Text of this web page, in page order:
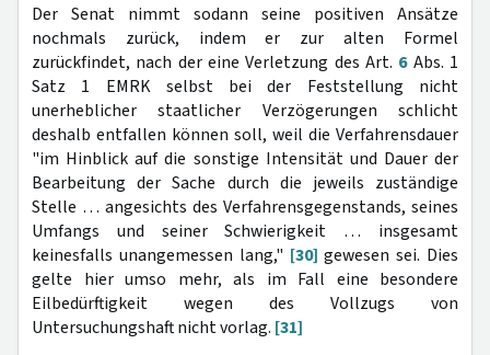
Der Senat nimmt sodann seine positiven Ansätze
nochmals zurück, indem er zur alten Formel
zurückfindet, nach der eine Verletzung des Art. 6Abs. 1
Satz 1 EMRK selbst bei der Feststellung nicht
unerheblicher staatlicher Verzögerungen schlicht
deshalb entfallen können soll, weil die Verfahrensdauer
"im Hinblick auf die sonstige Intensität und Dauer der
Bearbeitung der Sache durch die jeweils zuständige
Stelle … angesichts des Verfahrensgegenstands, seines
Umfangs und seiner Schwierigkeit … insgesamt
keinesfalls unangemessen lang," [30] gewesen sei. Dies
gelte hier umso mehr, als im Fall eine besondere
Eilbedürftigkeit wegen des Vollzugs von
Untersuchungshaft nicht vorlag. [31]